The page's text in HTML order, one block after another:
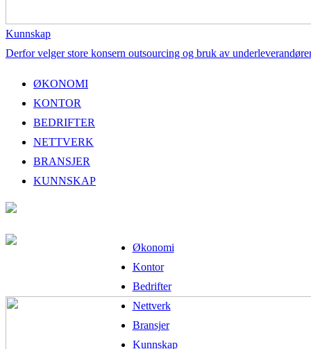
Kunnskap
Derfor velger store konsern outsourcing og bruk av
ØKONOMI
KONTOR
BEDRIFTER
NETTVERK
BRANSJER
KUNNSKAP
Økonomi
Kontor
Bedrifter
Nettverk
Bransjer
Kunnskap